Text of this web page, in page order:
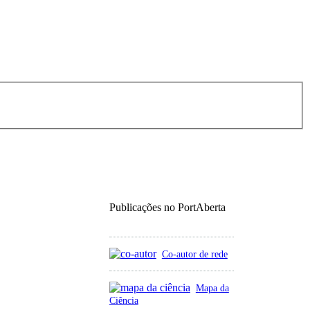
Publicações no PortAberta
Co-autor de rede
Mapa da
Ciência